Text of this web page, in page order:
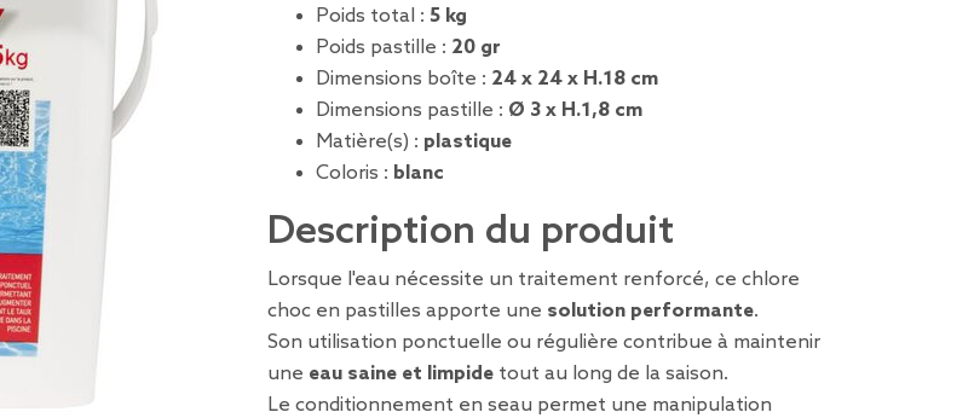
Poids total : 5 kg
Poids pastille : 20 gr
Dimensions boîte : 24 x 24 x H.18 cm
Dimensions pastille : Ø 3 x H.1,8 cm
Matière(s) : plastique
Coloris : blanc
Description du produit
Lorsque l'eau nécessite un traitement renforcé, ce chlore
choc en pastilles apporte une solution performante.
Son utilisation ponctuelle ou régulière contribue à maintenir
une eau saine et limpide tout au long de la saison.
Le conditionnement en seau permet une manipulation